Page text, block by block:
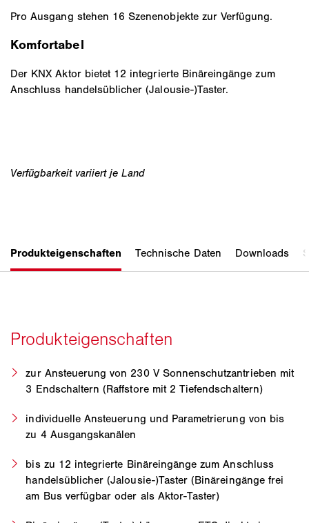
Pro Ausgang stehen 16 Szenenobjekte zur Verfügung.
Komfortabel
Der KNX Aktor bietet 12 integrierte Binäreingänge zum
Anschluss handelsüblicher (Jalousie-)Taster.
zur Ansteuerung von 230 V Sonnenschutzantrieben mit
3 Endschaltern (Raffstore mit 2 Tiefendschaltern)
individuelle Ansteuerung und Parametrierung von bis
zu 4 Ausgangskanälen
bis zu 12 integrierte Binäreingänge zum Anschluss
handelsüblicher (Jalousie-)Taster (Binäreingänge frei
am Bus verfügbar oder als Aktor-Taster)